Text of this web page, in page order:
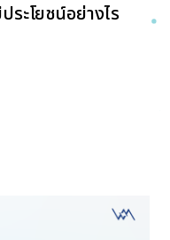
ะโยชน์อย่างไร